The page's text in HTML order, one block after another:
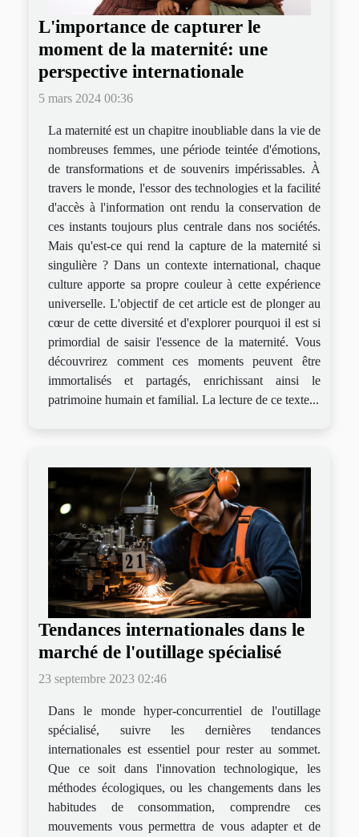
L'importance de capturer le
moment de la maternité: une
perspective internationale
5 mars 2024 00:36
La maternité est un chapitre inoubliable dans la vie de
nombreuses femmes, une période teintée d'émotions,
de transformations et de souvenirs impérissables. À
travers le monde, l'essor des technologies et la facilité
d'accès à l'information ont rendu la conservation de
ces instants toujours plus centrale dans nos sociétés.
Mais qu'est-ce qui rend la capture de la maternité si
singulière ? Dans un contexte international, chaque
culture apporte sa propre couleur à cette expérience
universelle. L'objectif de cet article est de plonger au
cœur de cette diversité et d'explorer pourquoi il est si
primordial de saisir l'essence de la maternité. Vous
découvrirez comment ces moments peuvent être
immortalisés et partagés, enrichissant ainsi le
patrimoine humain et familial. La lecture de ce texte...
Tendances internationales dans le
marché de l'outillage spécialisé
23 septembre 2023 02:46
Dans le monde hyper-concurrentiel de l'outillage
spécialisé, suivre les dernières tendances
internationales est essentiel pour rester au sommet.
Que ce soit dans l'innovation technologique, les
méthodes écologiques, ou les changements dans les
habitudes de consommation, comprendre ces
mouvements vous permettra de vous adapter et de